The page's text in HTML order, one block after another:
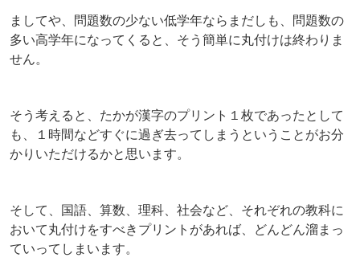
ましてや、問題数の少ない低学年ならまだしも、問題数の
多い高学年になってくると、そう簡単に丸付けは終わりま
せん。
そう考えると、たかが漢字のプリント１枚であったとして
も、１時間などすぐに過ぎ去ってしまうということがお分
かりいただけるかと思います。
そして、国語、算数、理科、社会など、それぞれの教科に
おいて丸付けをすべきプリントがあれば、どんどん溜まっ
ていってしまいます。